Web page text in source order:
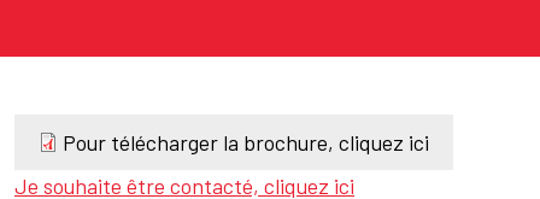
Pour télécharger la brochure, cliquez ici
Texte
Je souhaite être contacté, cliquez ici